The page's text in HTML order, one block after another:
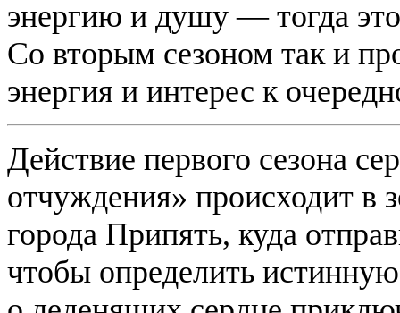
энергию и душу — тогда
Со вторым сезоном так и
энергия и интерес к
Действие первого сезона
отчуждения» происходит в
города Припять, куда
чтобы определить